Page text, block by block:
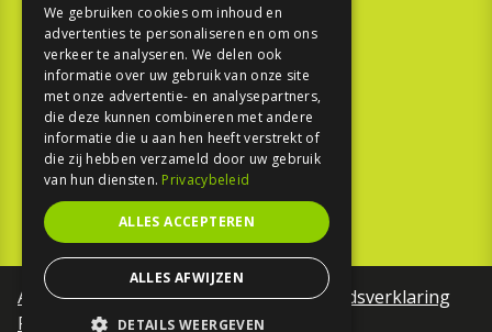
TESTEN
SPORT
REPORTAGE
TOUREN
NIEUWSBRIEF
Algemene voorwaardenToegankelijkheidsverklaring
Privacy Policy
We gebruiken cookies om inhoud en
advertenties te personaliseren en om ons
verkeer te analyseren. We delen ook
informatie over uw gebruik van onze site
met onze advertentie- en analysepartners,
die deze kunnen combineren met andere
informatie die u aan hen heeft verstrekt of
die zij hebben verzameld door uw gebruik
van hun diensten. Privacybeleid
ALLES ACCEPTEREN
ALLES AFWIJZEN
DETAILS WEERGEVEN